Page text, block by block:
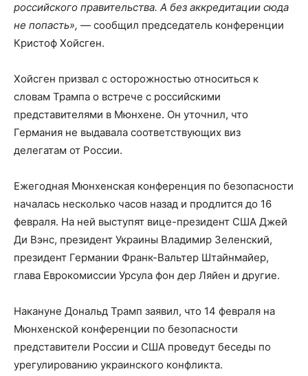
российского правительства. А без аккредитации сюда
не попасть», — сообщил председатель конференции
Кристоф Хойсген.
Хойсген призвал с осторожностью относиться к
словам Трампа о встрече с российскими
представителями в Мюнхене. Он уточнил, что
Германия не выдавала соответствующих виз
делегатам от России.
Ежегодная Мюнхенская конференция по безопасности
началась несколько часов назад и продлится до 16
февраля. На ней выступят вице-президент США Джей
Ди Вэнс, президент Украины Владимир Зеленский,
президент Германии Франк-Вальтер Штайнмайер,
глава Еврокомиссии Урсула фон дер Ляйен и другие.
Накануне Дональд Трамп заявил, что 14 февраля на
Мюнхенской конференции по безопасности
представители России и США проведут беседы по
урегулированию украинского конфликта.